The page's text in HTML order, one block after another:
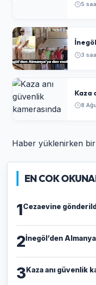
5
3
Kaza
8
Haber yüklenirken
EN COK
1Cezaevine
2İnegöl’den
3Kaza anı güvenlik